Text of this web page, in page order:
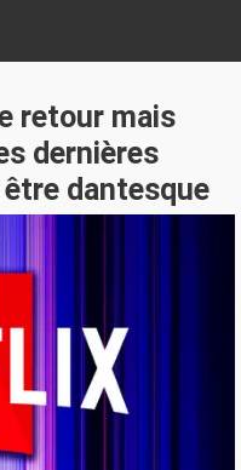
retour mais
dernières
dantesque